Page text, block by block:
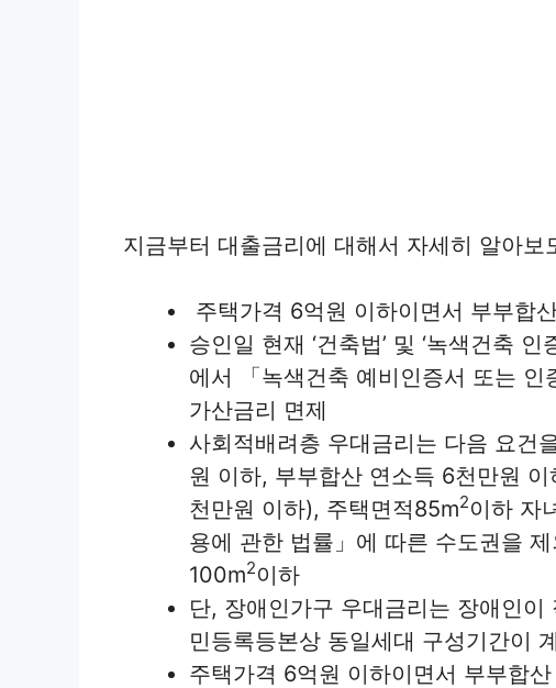
지금부터 대출금리에 대해서 자세히 알아보
주택가격 6억원 이하이면서 부부합
승인일 현재 ‘건축법’ 및 ‘녹색건축
에서 「녹색건축 예비인증서 또는
가산금리 면제
사회적배려층 우대금리는 다음 요건
원 이하, 부부합산 연소득 6천만원
천만원 이하), 주택면적85m2이하 자
용에 관한 법률」에 따른 수도권을
100m2이하
단, 장애인가구 우대금리는 장애인
민등록등본상 동일세대 구성기간이
주택가격 6억원 이하이면서 부부합